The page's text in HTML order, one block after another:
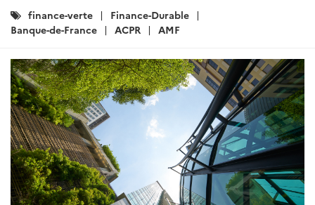
Catégories
:
finance-verte
Finance-Durable
Banque-de-France
ACPR AMF